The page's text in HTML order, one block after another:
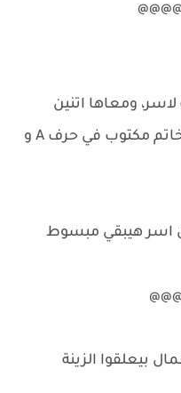
ومعاها اتنين
خواتم واحد ليها وواحد ليه وكل خاتم مكتوب في حرف A و
اسر هيبقي مبسوط
بيعلقوا الزينة